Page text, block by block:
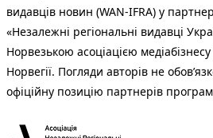
видавців новин (WAN-IFRA) у
«Незалежні регіональні видавці
Норвезькою асоціацією
Норвегії. Погляди авторів не
офіційну позицію партнерів